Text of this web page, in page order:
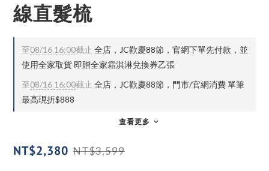
線直髮梳
至08/16 16:00截止 全店，JC歡慶88節，官網下單先付款，並
使用全家取貨 即贈全家霜淇淋兌換券乙張
至08/16 16:00截止 全店，JC歡慶88節，門市/官網消費 單筆
最高現折$888
查看更多
NT$2,380 NT$3,599